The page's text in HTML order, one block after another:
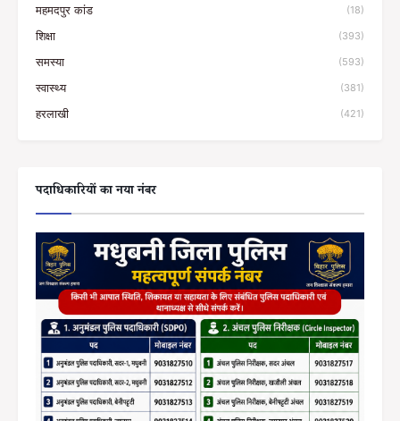
महमदपुर कांड (18)
शिक्षा (393)
समस्या (593)
स्वास्थ्य (381)
हरलाखी (421)
पदाधिकारियों का नया नंबर